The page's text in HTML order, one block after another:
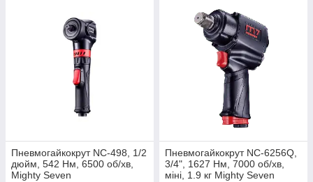
Пневмогайкокрут NC-498, 1/2
дюйм, 542 Нм, 6500 об/хв,
Mighty Seven
Пневмогайкокрут NC-6256Q,
3/4", 1627 Нм, 7000 об/хв,
міні, 1.9 кг Mighty Seven